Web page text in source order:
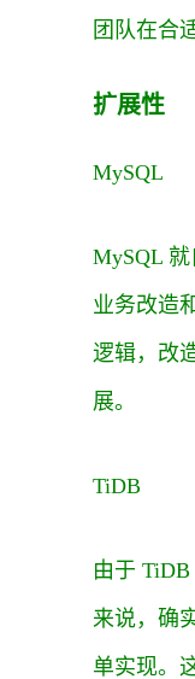
团队在合
扩展性
MySQL
MySQL
业务改造
逻辑，改
展。
TiDB
由于
来说，确
单实现。